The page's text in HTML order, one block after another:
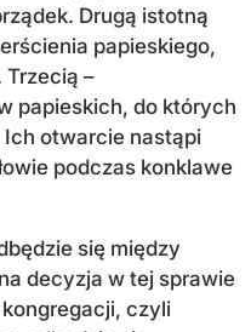
Drugą istotną
papieskiego,
–
papieskich, do których
otwarcie nastąpi
podczas konklawe
się między
decyzja w tej sprawie
czyli